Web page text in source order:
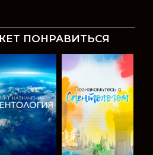
ПОНРАВИТЬСЯ